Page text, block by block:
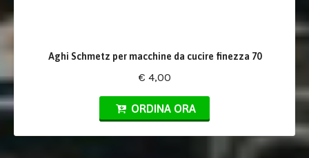
Aghi Schmetz per macchine da cucire finezza 70
€ 4,00
ORDINA ORA